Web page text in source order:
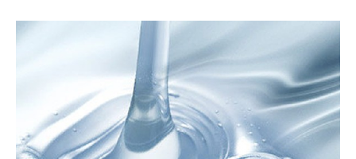
离心脱泡机的工作原理及作用
多工位球磨混料机 实验室球磨机
高压脱泡机 SIE-RX10-1200 触摸屏消泡机
电池浆料搅拌机
双行星搅拌机 + 挤料机 SIE‑ME20L 锂电池浆料搅拌
行星搅拌机 SIE-ME050 锂电池浆料搅拌脱泡机
电池浆料匀浆机 SIE‑GX500 高速搅拌分散机
全自动点胶机 精密点胶机设备
多工位球磨机 实验室精细研磨机
施诺斯小型定量分装机 多功能分装机 SIE-401
高粘度胶水脱泡解决方案
高粘度胶水搅拌脱泡的绝佳解决方案
工业大学涂膜材料脱泡解决方案
半导体/封装行业
电池浆料
银浆材料
LED原材
其他应用
化妆品原料
专业实验室租借服务
流体实验室时租服务
产品问答FAQ
脱泡机的作用是什么？
售后服务怎么样？
为什么要选择施诺斯？
MORE+
揭秘真空脱泡机如何进行胶水脱泡
施诺斯陪我做了3年的实验
两种比重相差较大的浆料搅拌
脱泡机新闻
离心脱泡机：实验室与工厂的高效利器
行星式脱泡机的广泛应用领域
如何将胶水中的气泡除掉
MORE+
联系我们
保持联系
我们在哪
油墨
膏体